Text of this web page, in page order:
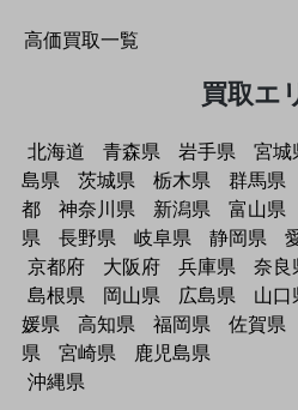
高価買取一覧
買取エ
北海道 青森県 岩手県 宮城
島県
茨城県 栃木県 群馬県
都
神奈川県 新潟県 富山県
県
長野県 岐阜県 静岡県
京都府
大阪府 兵庫県 奈良
島根県
岡山県 広島県 山口
媛県
高知県 福岡県 佐賀県
県
宮崎県
鹿児島県
沖縄県